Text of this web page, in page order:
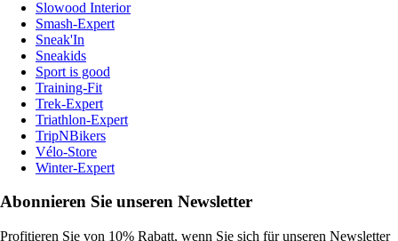
Slowood Interior
Smash-Expert
Sneak'In
Sneakids
Sport is good
Training-Fit
Trek-Expert
Triathlon-Expert
TripNBikers
Vélo-Store
Winter-Expert
Abonnieren Sie unseren Newsletter
Profitieren Sie von 10% Rabatt, wenn Sie sich für unseren Newsletter